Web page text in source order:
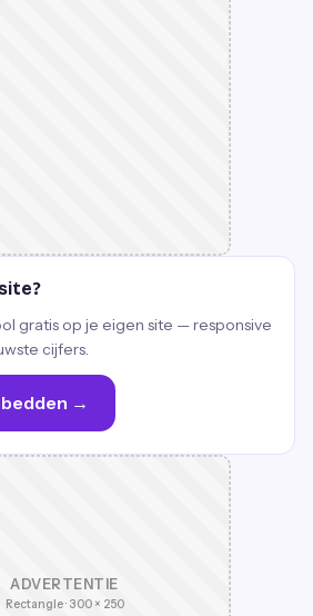
gratis op je eigen site — responsive
cijfers.
→
ADVERTENTIE
Rectangle · 300 × 250